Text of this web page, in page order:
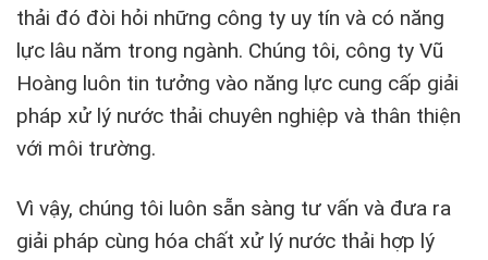
thải đó đòi hỏi những công ty uy tín và có năng
lực lâu năm trong ngành. Chúng tôi, công ty Vũ
Hoàng luôn tin tưởng vào năng lực cung cấp giải
pháp xử lý nước thải chuyên nghiệp và thân thiện
với môi trường.
Vì vậy, chúng tôi luôn sẵn sàng tư vấn và đưa ra
giải pháp cùng hóa chất xử lý nước thải hợp lý